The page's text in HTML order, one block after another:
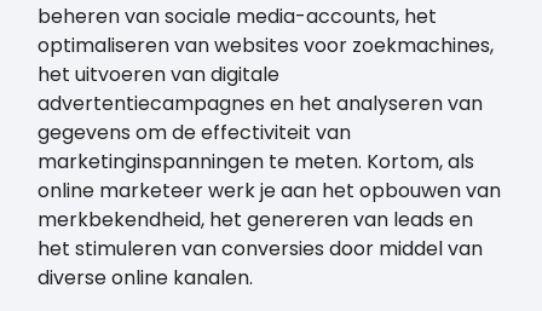
beheren van sociale media-accounts, het
optimaliseren van websites voor zoekmachines,
het uitvoeren van digitale
advertentiecampagnes en het analyseren van
gegevens om de effectiviteit van
marketinginspanningen te meten. Kortom, als
online marketeer werk je aan het opbouwen van
merkbekendheid, het genereren van leads en
het stimuleren van conversies door middel van
diverse online kanalen.